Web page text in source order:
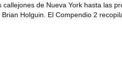
de Nueva York hasta las
Holguin. El Compendio 2